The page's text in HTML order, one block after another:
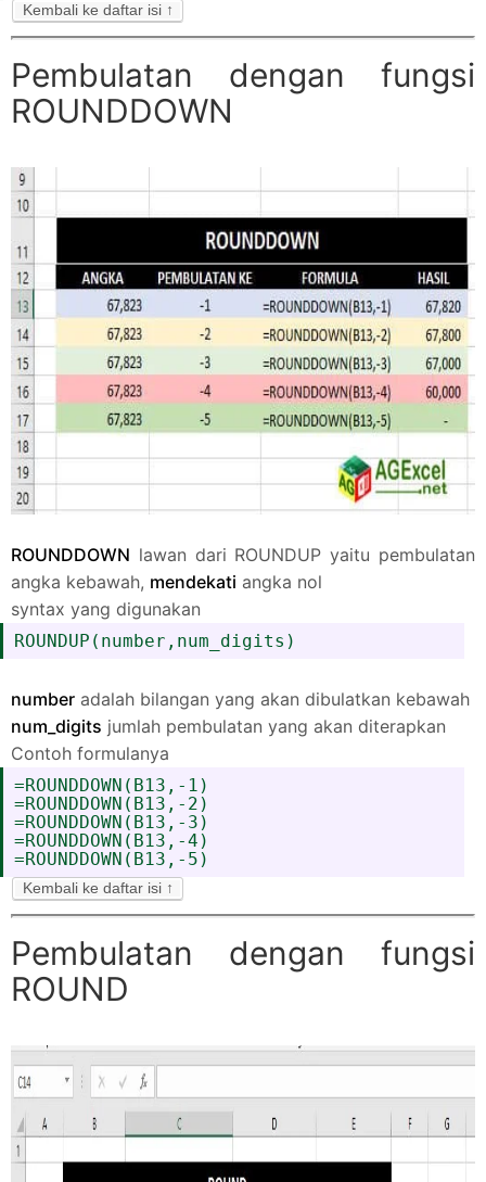
Kembali ke daftar isi ↑
Pembulatan dengan fungsi
ROUNDDOWN
ROUNDDOWN lawan dari ROUNDUP yaitu pembulatan
angka kebawah, mendekati angka nol
syntax yang digunakan
ROUNDUP(number,num_digits)
number adalah bilangan yang akan dibulatkan kebawah
num_digits jumlah pembulatan yang akan diterapkan
Contoh formulanya
=ROUNDDOWN(B13,-1)
=ROUNDDOWN(B13,-2)
=ROUNDDOWN(B13,-3)
=ROUNDDOWN(B13,-4)
=ROUNDDOWN(B13,-5)
Kembali ke daftar isi ↑
Pembulatan dengan fungsi
ROUND